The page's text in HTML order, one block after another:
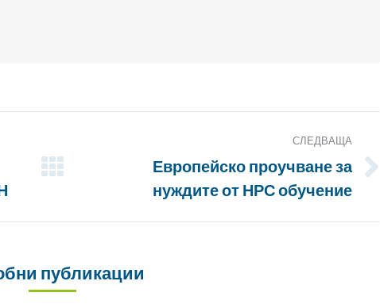
СЛЕДВАЩА
Следващата
публикация:
Европейско проучване за
нуждите от НРС обучение
публикации